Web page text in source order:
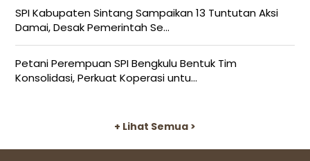
SPI Kabupaten Sintang Sampaikan 13 Tuntutan Aksi
Damai, Desak Pemerintah Se...
Petani Perempuan SPI Bengkulu Bentuk Tim
Konsolidasi, Perkuat Koperasi untu...
+ Lihat Semua >